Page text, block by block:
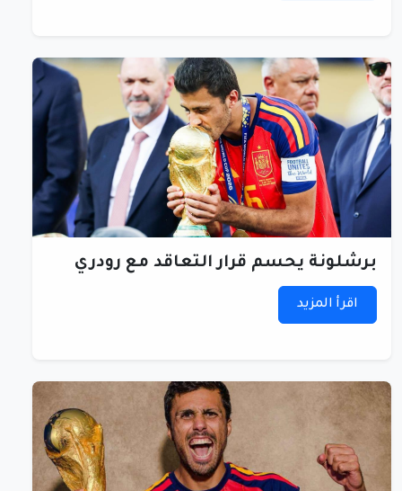
برشلونة يحسم قرار التعاقد مع رودري
اقرأ المزيد